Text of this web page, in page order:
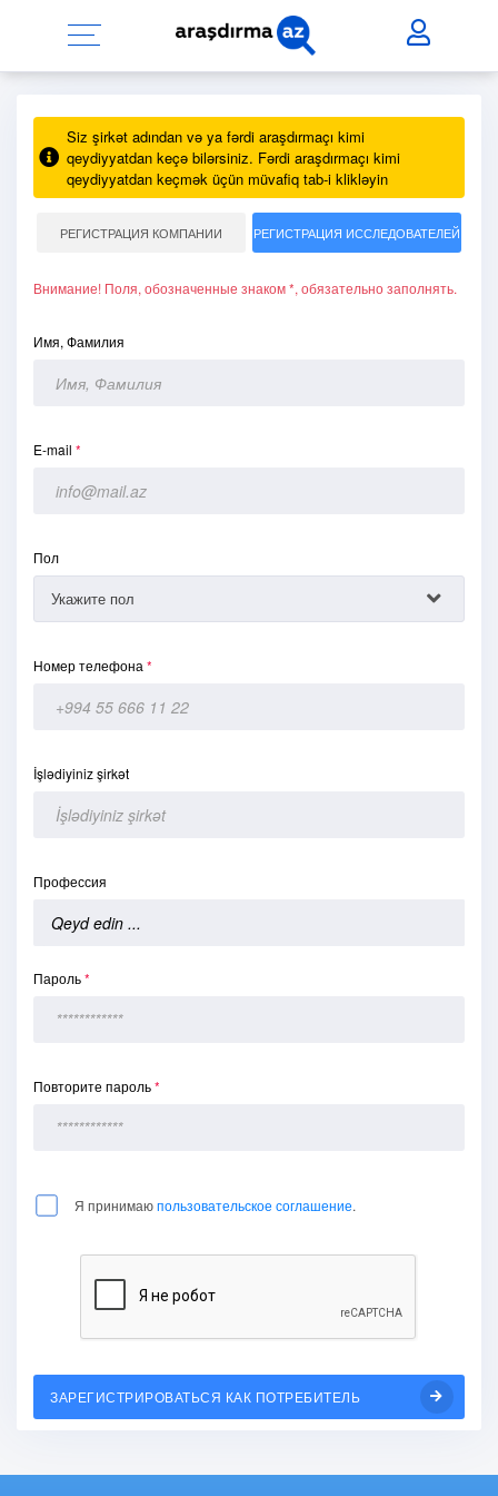
Siz şirkət adından və ya fərdi araşdırmaçı kimi
qeydiyyatdan keçə bilərsiniz. Fərdi araşdırmaçı kimi
qeydiyyatdan keçmək üçün müvafiq tab-i klikləyin
РЕГИСТРАЦИЯ КОМПАНИИ РЕГИСТРАЦИЯ ИССЛЕДОВАТЕЛЕЙ
Внимание! Поля, обозначенные знаком *, обязательно заполнять.
Имя, Фамилия
E-mail *
Пол
Номер телефона *
İşlədiyiniz şirkət
Профессия
Пароль*
Повторите пароль*
Я принимаюпользовательское соглашение.
ЗАРЕГИСТРИРОВАТЬСЯ КАК ПОТРЕБИТЕЛЬ